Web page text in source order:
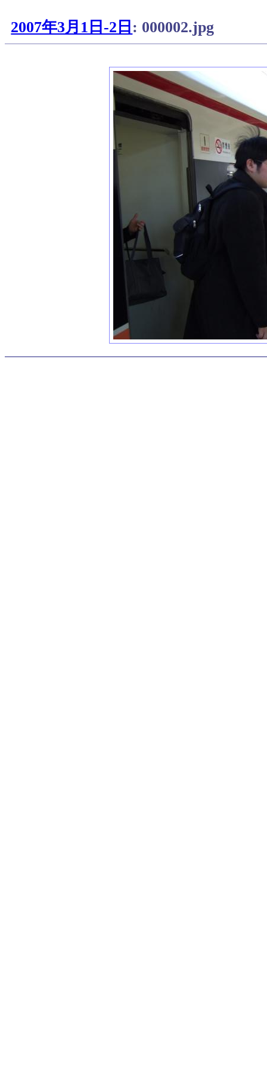
2007年3月1日-2日 : 000002.jpg